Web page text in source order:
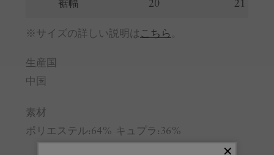
裾幅 20 21
※サイズの詳しい説明は こちら 。
生産国
中国
素材
ポリエステル:64% キュプラ:36%